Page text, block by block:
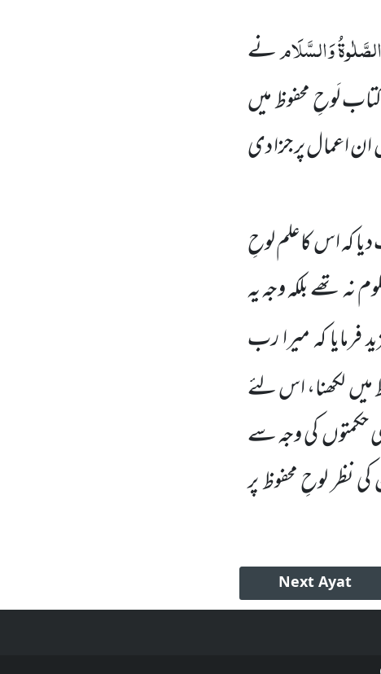
الصَّلٰوۃُ وَالسَّلَامنے
لَوحِ محفوظ میں
اعمال پر جزا دی
کہ اس کاعلم لوحِ
تھے بلکہ وجہ یہ
فرمایا کہ میرا رب
میں لکھنا، اس لئے
حکمتوں کی وجہ سے
نظر لوحِ محفوظ پر
Next Ayat